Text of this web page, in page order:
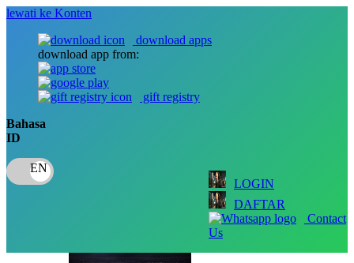
lewati ke Konten
download apps
download app from:
gift registry
Bahasa
ID
LOGIN
DAFTAR
Contact
Us